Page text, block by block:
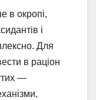
в окропі,
і
Для
в раціон
—